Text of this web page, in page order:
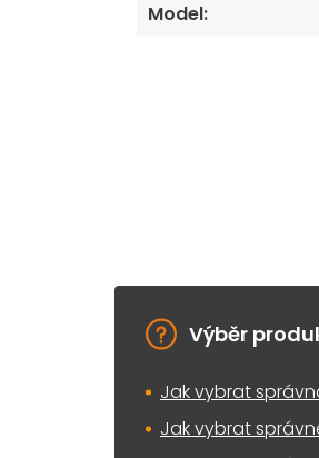
Model:
Výběr
Jak vybrat
Jak vybrat